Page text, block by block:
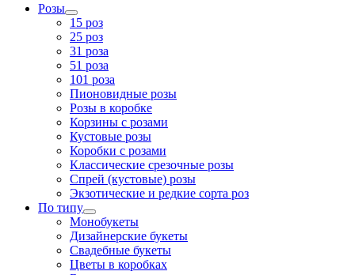
Розы
15 роз
25 роз
31 роза
51 роза
101 роза
Пионовидные розы
Розы в коробке
Корзины с розами
Кустовые розы
Коробки с розами
Классические срезочные розы
Спрей (кустовые) розы
Экзотические и редкие сорта роз
По типу
Монобукеты
Дизайнерские букеты
Свадебные букеты
Цветы в коробках